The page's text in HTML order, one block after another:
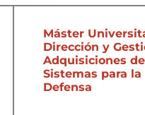
Máster
Dirección y
Adquisiciones de
Sistemas para la
Defensa